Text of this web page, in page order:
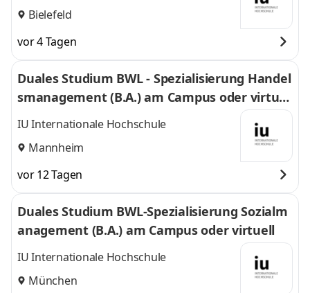
Bielefeld
vor 4 Tagen
Duales Studium BWL - Spezialisierung Handel
smanagement (B.A.) am Campus oder virtuel
l
IU Internationale Hochschule
Mannheim
vor 12 Tagen
Duales Studium BWL-Spezialisierung Sozialm
anagement (B.A.) am Campus oder virtuell
IU Internationale Hochschule
München